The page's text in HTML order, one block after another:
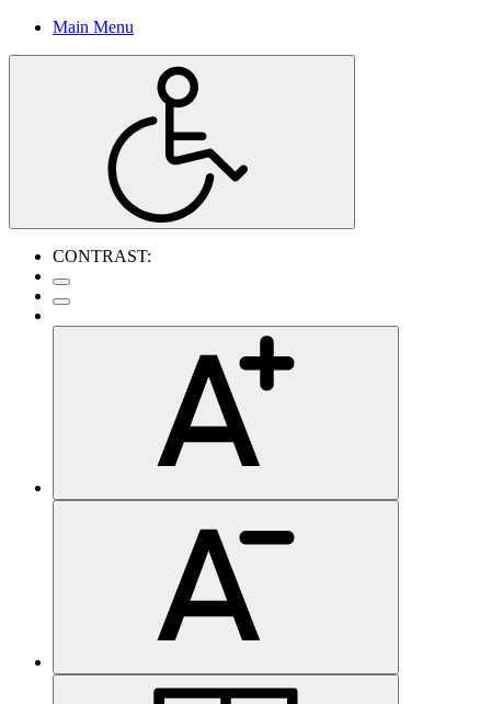
Main Menu
CONTRAST: